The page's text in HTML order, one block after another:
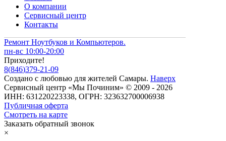
О компании
Сервисный центр
Контакты
Ремонт Ноутбуков и Компьютеров.
пн-вс 10:00-20:00
Приходите!
8(846)379-21-09
Создано с любовью для жителей Самары. Наверх
Сервисный центр «Мы Починим» © 2009 - 2026
ИНН: 631220223338, ОГРН: 323632700006938
Публичная оферта
Смотреть на карте
Заказать обратный звонок
×